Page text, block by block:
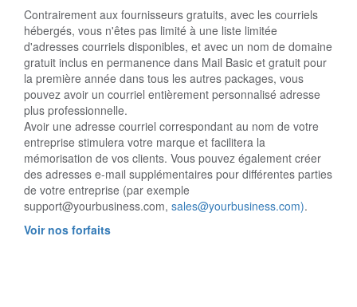
Contrairement aux fournisseurs gratuits, avec les courriels
hébergés, vous n'êtes pas limité à une liste limitée
d'adresses courriels disponibles, et avec un nom de domaine
gratuit inclus en permanence dans Mail Basic et gratuit pour
la première année dans tous les autres packages, vous
pouvez avoir un courriel entièrement personnalisé adresse
plus professionnelle.
Avoir une adresse courriel correspondant au nom de votre
entreprise stimulera votre marque et facilitera la
mémorisation de vos clients. Vous pouvez également créer
des adresses e-mail supplémentaires pour différentes parties
de votre entreprise (par exemple
support@yourbusiness.com, sales@yourbusiness.com).
Voir nos forfaits